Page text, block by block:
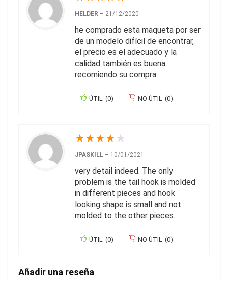
HELDER – 21/12/2020
he comprado esta maqueta por ser
de un modelo difícil de encontrar,
el precio es el adecuado y la
calidad también es buena.
recomiendo su compra
ÚTIL (0) NO ÚTIL (0)
★★★★ ★
JPASKILL – 10/01/2021
very detail indeed. The only
problem is the tail hook is molded
in different pieces and hook
looking shape is small and not
molded to the other pieces.
ÚTIL (0) NO ÚTIL (0)
Añadir una reseña